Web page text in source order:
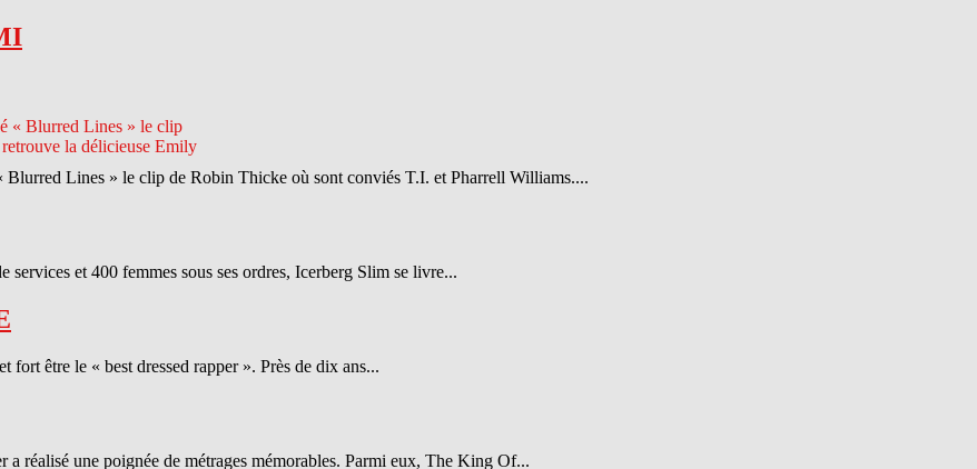
Blurred Lines » le clip de Robin Thicke où sont conviés T.I. et Pharrell Williams....
et 400 femmes sous ses ordres, Icerberg Slim se livre...
être le « best dressed rapper ». Près de dix ans...
réalisé une poignée de métrages mémorables. Parmi eux, The King Of...